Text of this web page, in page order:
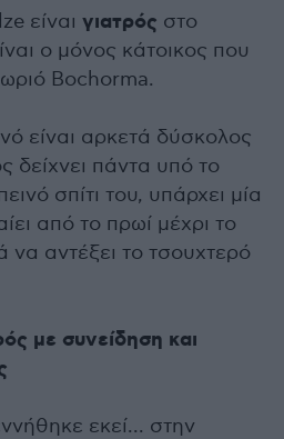
είναι γιατρός στο
ο μόνος κάτοικος που
Bochorma.
είναι αρκετά δύσκολος
πάντα υπό το
σπίτι του, υπάρχει μία
από το πρωί μέχρι το
αντέξει το τσουχτερό
με συνείδηση και
εκεί... στην